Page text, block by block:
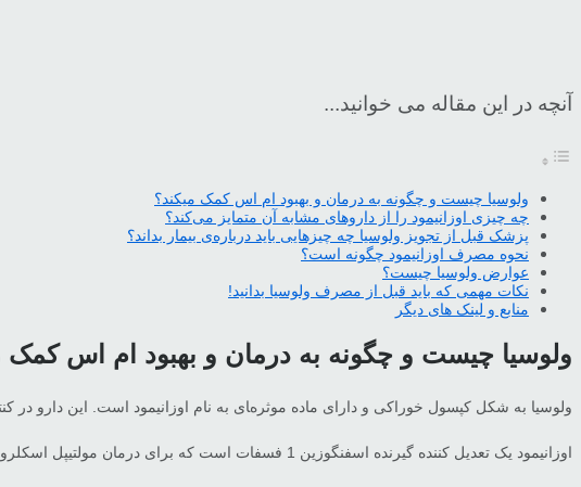
آنچه در این مقاله می خوانید...
ولوسیا چیست و چگونه به درمان و بهبود ام اس کمک میکند؟
چه چیزی اوزانیمود را از داروهای مشابه آن متمایز می‌کند؟
پزشک قبل از تجویز ولوسیا چه چیزهایی باید درباره‌ی بیمار بداند؟
نحوه مصرف اوزانیمود چگونه است؟
عوارض ولوسیا چیست؟
نکات مهمی که باید قبل از مصرف ولوسیا بدانید!
منابع و لینک های دیگر
ولوسیا چیست و چگونه به درمان و بهبود ام اس کمک
ولوسیا به شکل کپسول خوراکی و دارای ماده موثره‌‍ای به نام اوزانیمود است. این دارو در
اوزانیمود یک تعدیل کننده گیرنده اسفنگوزین 1 فسفات است که برای درمان مولتیپل اسکلروزیس (MS) و بیماری التهابی روده (IBD) تایید شده است.